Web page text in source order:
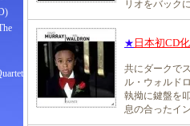
リオをバック
★ 日本初CD
共にダークで
ル・ウォルド
執拗に鍵盤を
息の合ったイ